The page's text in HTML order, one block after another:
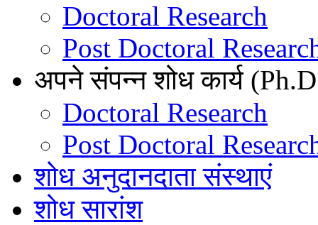
Doctoral Research
Post Doctoral
अपने संपन्न शोध कार्य
Doctoral Research
Post Doctoral
शोध अनुदानदाता संस्थाएं
शोध सारांश